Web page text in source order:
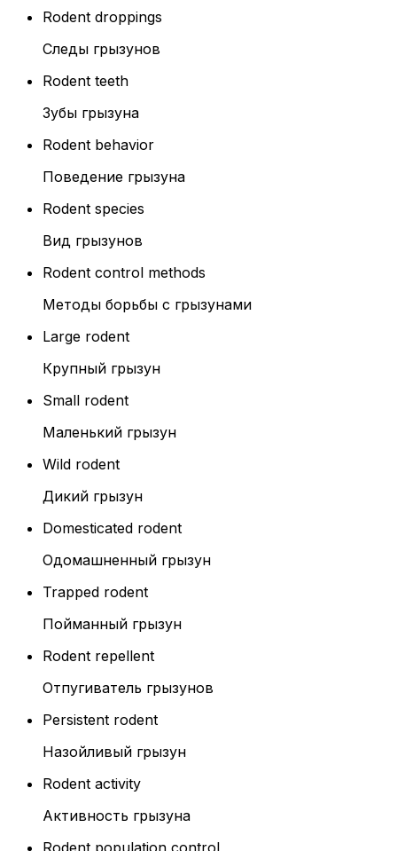
Rodent droppings
Следы грызунов
Rodent teeth
Зубы грызуна
Rodent behavior
Поведение грызуна
Rodent species
Вид грызунов
Rodent control methods
Методы борьбы с грызунами
Large rodent
Крупный грызун
Small rodent
Маленький грызун
Wild rodent
Дикий грызун
Domesticated rodent
Одомашненный грызун
Trapped rodent
Пойманный грызун
Rodent repellent
Отпугиватель грызунов
Persistent rodent
Назойливый грызун
Rodent activity
Активность грызуна
Rodent population control